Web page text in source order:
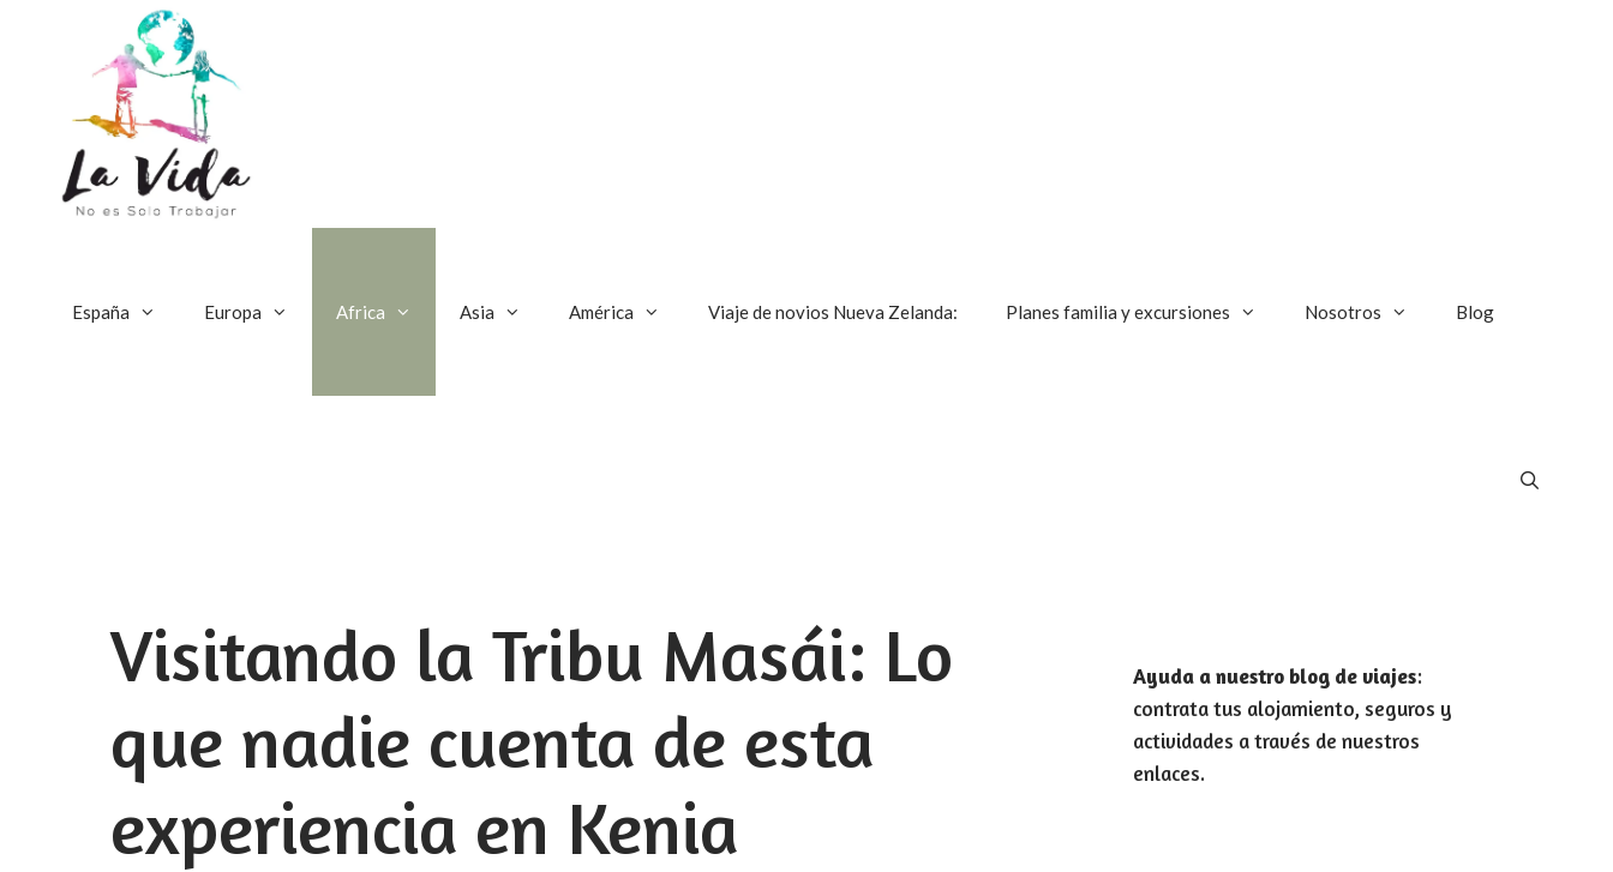
España Europa Africa Asia América Viaje de novios Nueva Zelanda: Planes familia y excursiones Nosotros Blog
Visitando la Tribu Masái: Lo
que nadie cuenta de esta
experiencia en Kenia
Ayuda a nuestro blog de viajes:
contrata tus alojamiento, seguros y
actividades a través de nuestros
enlaces.